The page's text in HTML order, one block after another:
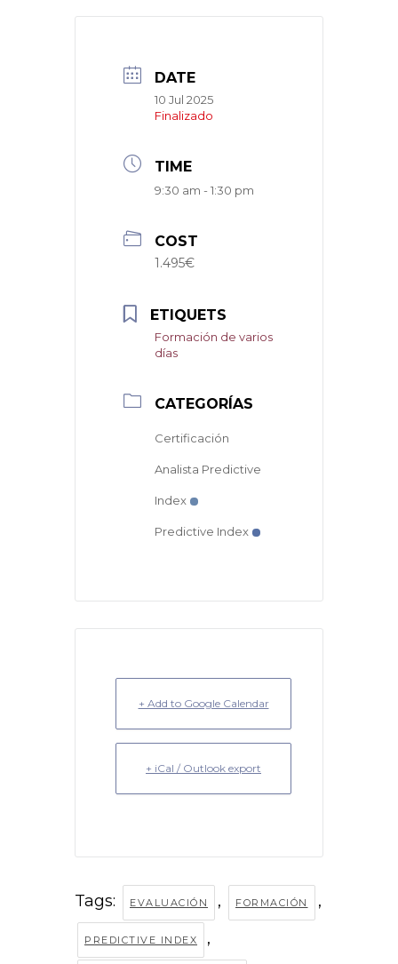
DATE
10 Jul 2025
Finalizado
TIME
9:30 am - 1:30 pm
COST
1.495€
ETIQUETS
Formación de varios
días
CATEGORÍAS
Certificación
Analista Predictive
Index
Predictive Index
+ Add to Google Calendar
+ iCal / Outlook export
Tags: EVALUACIÓN , FORMACIÓN ,
PREDICTIVE INDEX ,